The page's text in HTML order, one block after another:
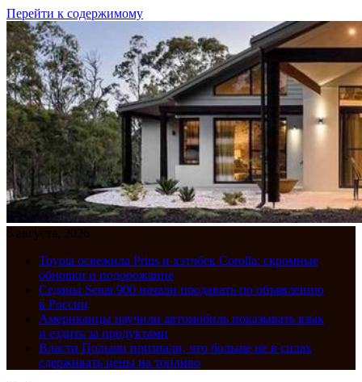
Перейти к содержимому
6 августа, 2026
Toyota освежила Prius и хэтчбек Corolla: скромные
обновки и подорожание
Седаны Senat 900 начали продавать по объявлению
в России
Американцы научили автомобиль показывать язык
и ездить за продуктами
Власти Польши признали, что больше не в силах
сдерживать цены на топливо